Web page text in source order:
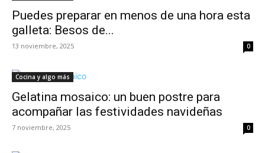
Puedes preparar en menos de una hora esta
galleta: Besos de...
13 noviembre, 2025 0
Cocina y algo más
Gelatina mosaico: un buen postre para
acompañar las festividades navideñas
7 noviembre, 2025 0